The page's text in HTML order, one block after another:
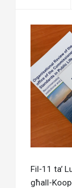
Fil-11 ta’
għall-